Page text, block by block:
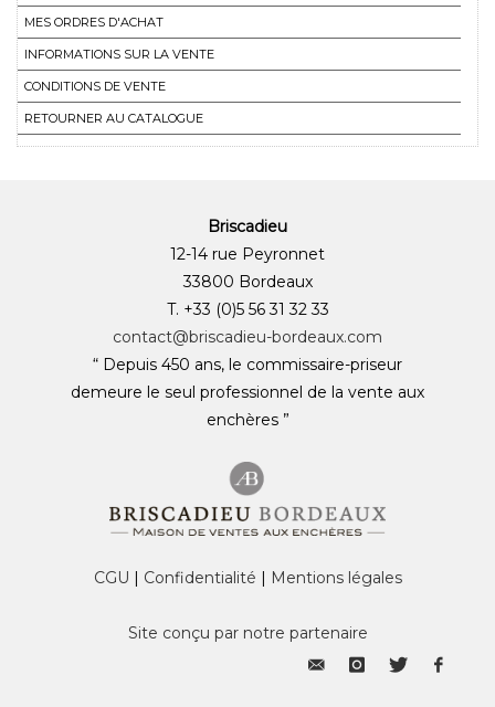
MES ORDRES D'ACHAT
INFORMATIONS SUR LA VENTE
CONDITIONS DE VENTE
RETOURNER AU CATALOGUE
Briscadieu
12-14 rue Peyronnet
33800 Bordeaux
T. +33 (0)5 56 31 32 33
contact@briscadieu-bordeaux.com
“ Depuis 450 ans, le commissaire-priseur
demeure le seul professionnel de la vente aux
enchères ”
CGU | Confidentialité | Mentions légales
Site conçu par notre partenaire